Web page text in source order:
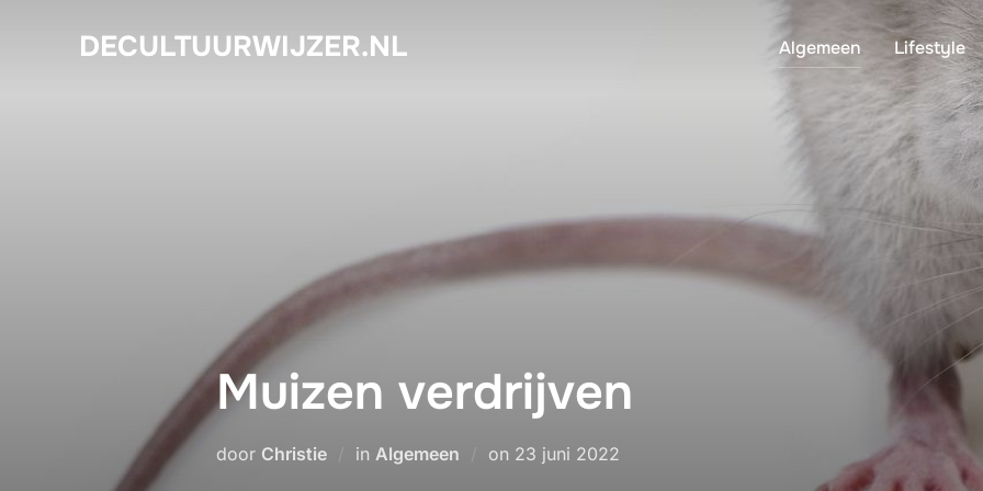
DECULTUURWIJZER.NL Algemeen Lifestyle
Muizen verdrijven
door Christie in Algemeen on Geplaatst
23 juni 2022